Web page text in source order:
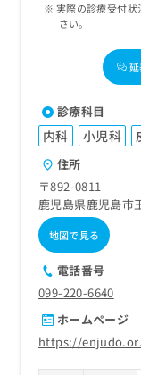
実際の診療受付
さい。
診療科目
内科 小児科
住所
〒892-0811
鹿児島県鹿児島市
地図で見る
電話番号
099-220-6640
ホームページ
https://